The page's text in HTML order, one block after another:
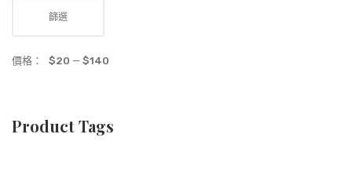
篩選
價格： $20 — $140
Product Tags